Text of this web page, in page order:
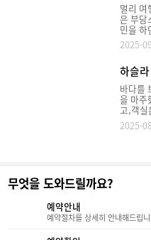
멀리 여
은 부담
민을 하
는고창
서는 웰
스파까
개 & 주
웰파크 시티에 오픈했습
유일의
품고 있
트, 요
착하
크에서
2025-
하슬
바다를
을 마주
고,객실
했죠.오
슬라 뮤
인 바
다. 로
2025-
무엇을 도와드릴까요?
예약안내
예약절차를 상세히 안내해드립